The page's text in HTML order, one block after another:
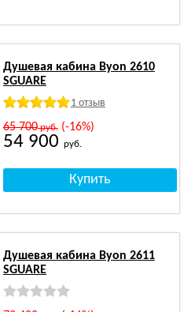
Душевая кабина Byon 2610
SGUARE
1 отзыв
65 700руб.(-16%)
54 900 руб.
Душевая кабина Byon 2611
SGUARE